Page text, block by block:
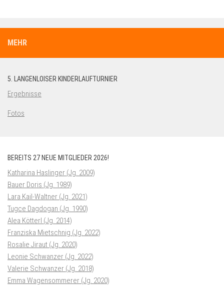
MEHR
5. LANGENLOISER KINDERLAUFTURNIER
Ergebnisse
Fotos
BEREITS 27 NEUE MITGLIEDER 2026!
Katharina Haslinger (Jg. 2009)
Bauer Doris (Jg. 1989)
Lara Kail-Waltner (Jg. 2021)
Tugce Dagdogan (Jg. 1990)
Alea Kötterl (Jg. 2014)
Franziska Mietschnig (Jg. 2022)
Rosalie Jiraut (Jg. 2020)
Leonie Schwanzer (Jg. 2022)
Valerie Schwanzer (Jg. 2018)
Emma Wagensommerer (Jg. 2020)